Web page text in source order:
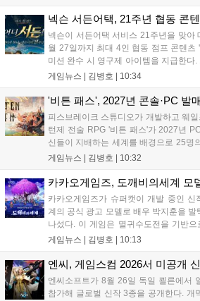
은 신중히 추진하겠다고 밝혔습니다. 향
정입니다....
넥슨 서든어택, 21주년 협동 콘
넥슨이 서든어택 서비스 21주년을 맞아
월 27일까지 최대 4인 협동 점프 콘텐츠
미션 완수 시 영구제 아이템을 지급한다
셜 교환소와 웹 이벤트, 출석 챌린지 등
운영하며 혜택을 제공한다. 특히 8월 6일
에서 '2026 시즌3 서든라이브' 생방송을
자에게 다양한 보상을 지급할 예정이다....
게임뉴스 | 김병호 10:34
'비튼 패스', 2027년 콘솔·PC 발매
피스브레이크 스튜디오가 개발하고 웨
턴제 전술 RPG '비튼 패스'가 2027년
신들이 지배하는 세계를 배경으로 25명
듀얼 잡 시스템이 특징입니다. 킥스타터
은 미정입니다....
게임뉴스 | 김병호 10:32
카카오게임즈, 도깨비의세계 모
카카오게임즈가 슈퍼캣이 개발 중인 신
계의 공식 광고 모델로 배우 박지훈을 발
나섰다. 이 게임은 멸귀수도전을 기반
래픽이 특징이다. 오는 8월 사전등록을
즈는 박지훈의 이미지를 활용해 게임
다....
게임뉴스 | 김병호 10:13
엔씨, 게임스컴 2026서 미공개
엔씨소프트가 8월 26일 독일 쾰른에서
참가해 글로벌 신작 3종을 공개한다. 개